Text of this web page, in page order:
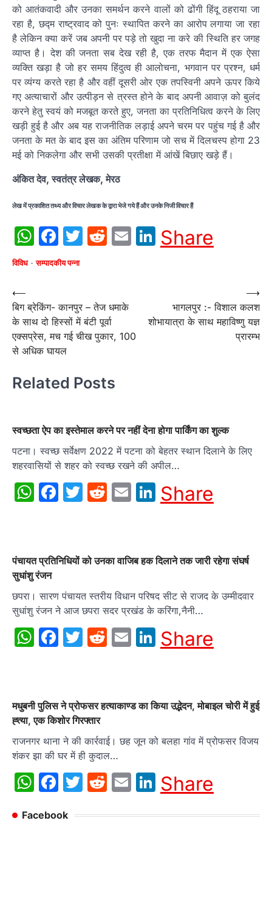
को आतंकवादी और उनका समर्थन करने वालों को ढोंगी हिंदू ठहराया जा
रहा है, छद्म राष्ट्रवाद को पुनः स्थापित करने का आरोप लगाया जा रहा
है लेकिन क्या करें जब अपनी पर पड़े तो खुदा ना करे की स्थिति हर जगह
व्याप्त है। देश की जनता सब देख रही है, एक तरफ मैदान में एक ऐसा
व्यक्ति खड़ा है जो हर समय हिंदुत्व ही आलोचना, भगवान पर प्रश्न, धर्म
पर व्यंग्य करते रहा है और वहीं दूसरी ओर एक तपस्विनी अपने ऊपर किये
गए अत्याचारों और उत्पीड़न से त्रस्त होने के बाद अपनी आवाज़ को बुलंद
करने हेतु स्वयं को मजबूत करते हुए, जनता का प्रतिनिधित्व करने के लिए
खड़ी हुई है और अब यह राजनीतिक लड़ाई अपने चरम पर पहुंच गई है और
जनता के मत के बाद इस का अंतिम परिणाम जो सच में दिलचस्प होगा 23
मई को निकलेगा और सभी उसकी प्रतीक्षा में आंखें बिछाए खड़े हैं।
अंकित देव,स्वतंत्र लेखक, मेरठ
लेख में प्रकाशित तथ्य और विचार लेखक के द्वारा भेजे गये हैं और उनके निजी विचार हैं
WhatsApp
Facebook
Twitter
Reddit
EmailLinkedIn
Share
विविध सम्पादकीय पन्ना
Post
navigation
⟵
बिग ब्रेकिंग- कानपुर – तेज धमाके
के साथ दो हिस्सों में बंटी पूर्वा
एक्सप्रेस, मच गई चीख पुकार, 100
से अधिक घायल
भागलपुर :- विशाल कलश
शोभायात्रा के साथ महाविष्णु यज्ञ
प्रारम्भ
⟶
Related Posts
स्वच्छता ऐप का इस्तेमाल करने पर नहीं देना होगा पार्किंग का शुल्क
पटना। स्वच्छ सर्वेक्षण 2022 में पटना को बेहतर स्थान दिलाने के लिए
शहरवासियों से शहर को स्वच्छ रखने की अपील…
WhatsApp
Facebook
Twitter
Reddit
EmailLinkedIn
Share
पंचायत प्रतिनिधियों को उनका वाजिब हक दिलाने तक जारी रहेगा संघर्ष
सुधांशु रंजन
छपरा। सारण पंचायत स्तरीय विधान परिषद सीट से राजद के उम्मीदवार
सुधांशु रंजन ने आज छपरा सदर प्रखंड के करिंगा,नैनी…
WhatsApp
Facebook
Twitter
Reddit
EmailLinkedIn
Share
मधुबनी पुलिस ने प्रोफसर हत्याकाण्ड का किया उद्भेदन, मोबाइल चोरी में हुई
ह्त्या, एक किशोर गिरफ्तार
राजनगर थाना ने की कार्रवाई। छह जून को बलहा गांव में प्रोफसर विजय
शंकर झा की घर में ही कुदाल…
WhatsApp
Facebook
Twitter
Reddit
EmailLinkedIn
Share
Facebook